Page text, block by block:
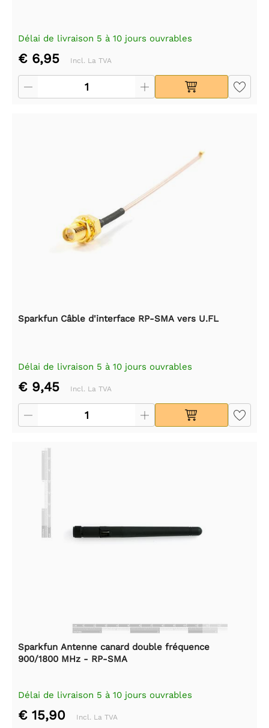
Délai de livraison 5 à 10 jours ouvrables
€ 6,95 Incl. La TVA
Sparkfun Câble d'interface RP-SMA vers U.FL
Délai de livraison 5 à 10 jours ouvrables
€ 9,45 Incl. La TVA
Sparkfun Antenne canard double fréquence
900/1800 MHz - RP-SMA
Délai de livraison 5 à 10 jours ouvrables
€ 15,90 Incl. La TVA